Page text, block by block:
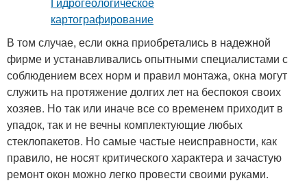
В том случае, если окна приобретались в надежной
фирме и устанавливались опытными специалистами с
соблюдением всех норм и правил монтажа, окна могут
служить на протяжение долгих лет на беспокоя своих
хозяев. Но так или иначе все со временем приходит в
упадок, так и не вечны комплектующие любых
стеклопакетов. Но самые частые неисправности, как
правило, не носят критического характера и зачастую
ремонт окон можно легко провести своими руками.